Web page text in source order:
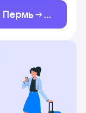
Пермь
Со